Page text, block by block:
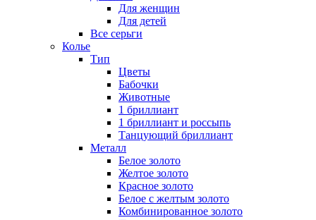
Для женщин
Для детей
Все серьги
Колье
Тип
Цветы
Бабочки
Животные
1 бриллиант
1 бриллиант и россыпь
Танцующий бриллиант
Металл
Белое золото
Желтое золото
Красное золото
Белое с желтым золото
Комбинированное золото